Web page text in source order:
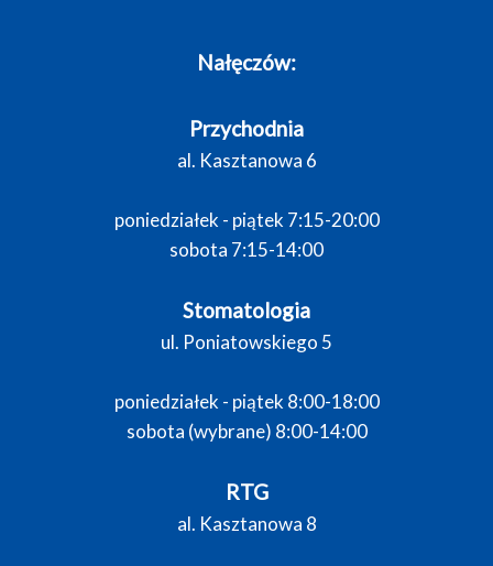
Nałęczów:
Przychodnia
al. Kasztanowa 6
poniedziałek - piątek 7:15-20:00
sobota 7:15-14:00
Stomatologia
ul. Poniatowskiego 5
poniedziałek - piątek 8:00-18:00
sobota (wybrane) 8:00-14:00
RTG
al. Kasztanowa 8